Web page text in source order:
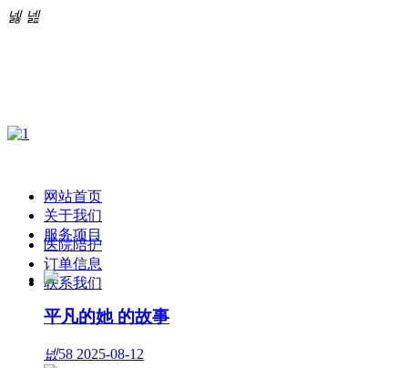
넳 넲
网站首页
关于我们
服务项目
医院陪护
订单信息
联系我们
平凡的她 的故事
넶58 2025-08-12